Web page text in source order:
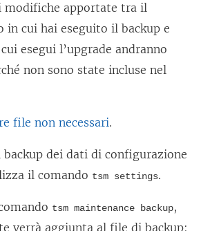
modifiche apportate tra il
in cui hai eseguito il backup e
esegui l’upgrade andranno
non sono state incluse nel
file non necessari.
backup dei dati di configurazione
il comando tsm settings.
tsm maintenance backup,
verrà aggiunta al file di backup: